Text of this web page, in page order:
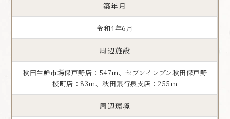
築年月
令和4年6月
周辺施設
秋田生鮮市場保戸野店：547ｍ、セブンイレブン秋田保戸野
桜町店：83ｍ、秋田銀行泉支店：255ｍ
周辺環境